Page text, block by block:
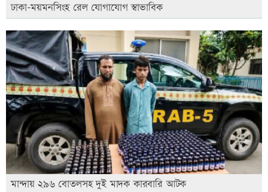
ঢাকা-ময়মনসিংহ রেল যোগাযোগ স্বাভাবিক
মান্দায় ২৯৬ বোতলসহ দুই মাদক কারবারি আটক